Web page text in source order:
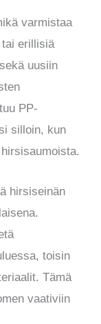
varmistaa
tai erillisiä
uusiin
PP-
silloin, kun
hirsiseinän
toisin
Tämä
vaativiin